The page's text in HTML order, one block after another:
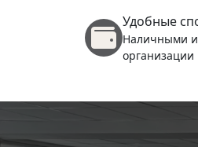
Удобные
Наличными
организации